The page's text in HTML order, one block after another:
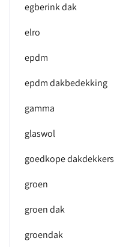
egberink dak
elro
epdm
epdm dakbedekking
gamma
glaswol
goedkope dakdekkers
groen
groen dak
groendak